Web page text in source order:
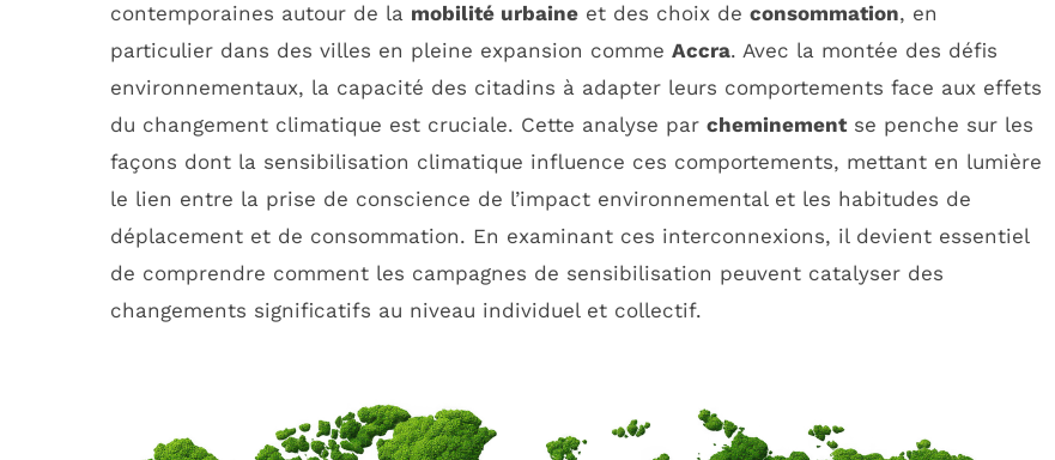
contemporaines autour de la mobilité urbaine et des choix de consommation, en
particulier dans des villes en pleine expansion comme Accra. Avec la montée des défis
environnementaux, la capacité des citadins à adapter leurs comportements face aux effets
du changement climatique est cruciale. Cette analyse par cheminementse penche sur les
façons dont la sensibilisation climatique influence ces comportements, mettant en lumière
le lien entre la prise de conscience de l’impact environnemental et les habitudes de
déplacement et de consommation. En examinant ces interconnexions, il devient essentiel
de comprendre comment les campagnes de sensibilisation peuvent catalyser des
changements significatifs au niveau individuel et collectif.